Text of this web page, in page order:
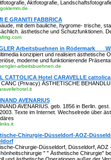
Aktfotografie,
E GRANITI FABBRICA
mit dem bauliche, hygrome- trische,
ästhetische und Schutzfunktionen.
Arbeitsbuehnen in Rödermark
konzipiert und realisiert ästhetische
moderne und funktionierende
arbeitsbuehnen.de
CATTOLICA Hotel CARAVELLE cattolica
CANC (Privacy) ÄSTHETISCHE
AVENARIUS
AVENARIUS. geb. 1856 in Berlin.
Texte im Internet. Wechselrede über
Chirurgie-Düsseldorf-AOZ-
Chirurgie-Düsseldorf, Düsseldorf, AOZ
" " Ästhetische Chirurgie"